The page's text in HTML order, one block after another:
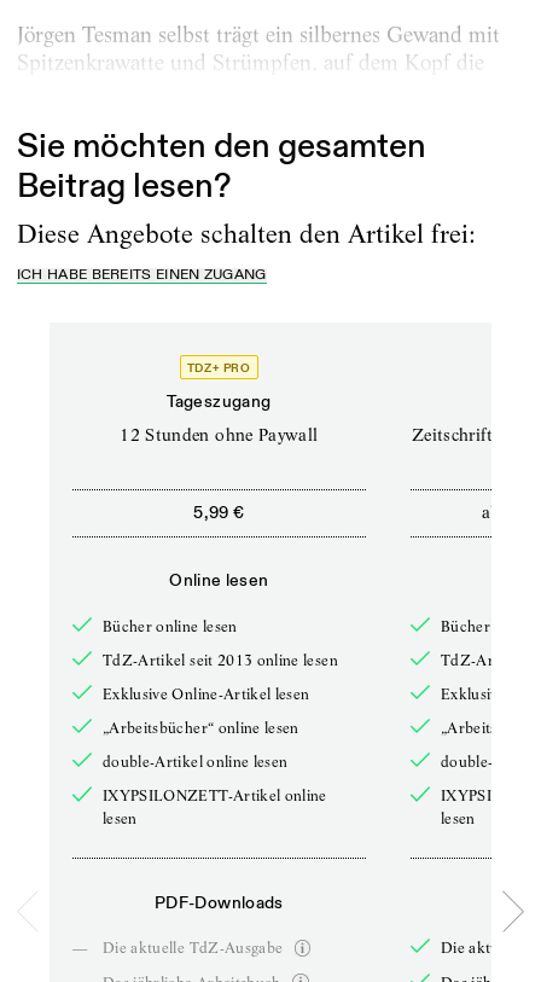
Jörgen Tesman selbst trägt ein silbernes Gewand mit
Spitzenkrawatte und Strümpfen, auf dem Kopf die
Sie möchten den gesamten
Beitrag lesen?
Diese Angebote schalten den Artikel frei:
ICH HABE BEREITS EINEN ZUGANG
TDZ+ PRO
Tageszugang
12 Stunden ohne Paywall
5,99 €
Online lesen
Bücher online lesen
TdZ-Artikel seit 2013 online lesen
Exklusive Online-Artikel lesen
„Arbeitsbücher“ online lesen
double-Artikel online lesen
IXYPSILONZETT-Artikel online
lesen
PDF-Downloads
—
Die aktuelle TdZ-Ausgabe
Zeitschriften
ab
Bücher online
TdZ-Artikel
Exklusive
double-
lesen
Die aktuelle